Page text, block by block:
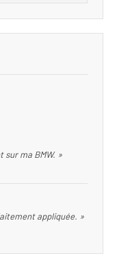
ma BMW. »
appliquée. »